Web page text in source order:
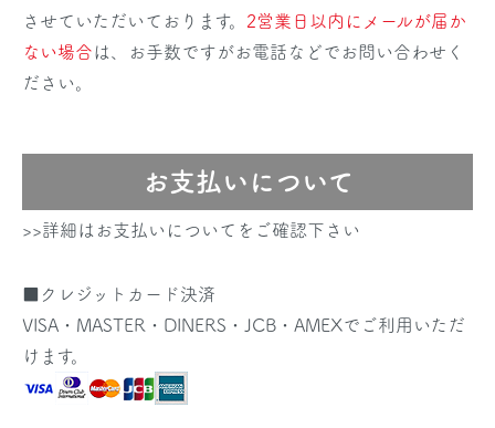
させていただいております。 2営業日以内にメールが届か
ない場合は、お手数ですがお電話などでお問い合わせく
ださい。
お支払いについて
>>詳細はお支払いについてをご確認下さい
■クレジットカード決済
VISA・MASTER・DINERS・JCB・AMEXでご利用いただ
けます。